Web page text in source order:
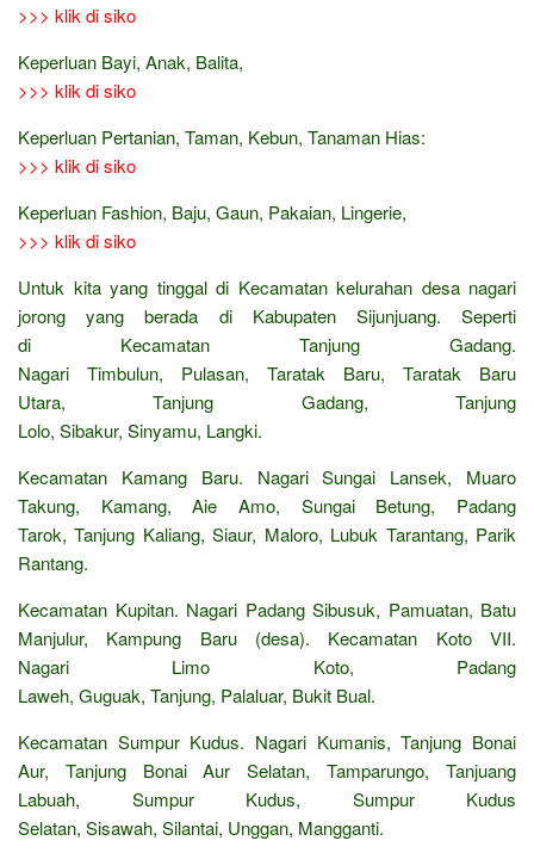
>>> klik di siko
Keperluan Bayi, Anak, Balita,
>>> klik di siko
Keperluan Pertanian, Taman, Kebun, Tanaman Hias:
>>> klik di siko
Keperluan Fashion, Baju, Gaun, Pakaian, Lingerie,
>>> klik di siko
Untuk kita yang tinggal di Kecamatan kelurahan desa nagari
jorong yang berada di Kabupaten Sijunjuang. Seperti
di Kecamatan Tanjung Gadang.
Nagari Timbulun, Pulasan, Taratak Baru, Taratak Baru
Utara, Tanjung Gadang, Tanjung
Lolo, Sibakur, Sinyamu, Langki.
Kecamatan Kamang Baru. Nagari Sungai Lansek, Muaro
Takung, Kamang, Aie Amo, Sungai Betung, Padang
Tarok, Tanjung Kaliang, Siaur, Maloro, Lubuk Tarantang, Parik
Rantang.
Kecamatan Kupitan. Nagari Padang Sibusuk, Pamuatan, Batu
Manjulur, Kampung Baru (desa). Kecamatan Koto VII.
Nagari Limo Koto, Padang
Laweh, Guguak, Tanjung, Palaluar, Bukit Bual.
Kecamatan Sumpur Kudus. Nagari Kumanis, Tanjung Bonai
Aur, Tanjung Bonai Aur Selatan, Tamparungo, Tanjuang
Labuah, Sumpur Kudus, Sumpur Kudus
Selatan, Sisawah, Silantai, Unggan, Mangganti.